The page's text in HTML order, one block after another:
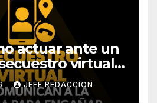
actuar ante un
virtual?
para evitarlo
JEFE REDACCION